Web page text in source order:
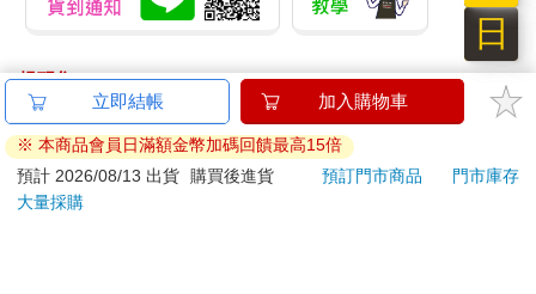
提醒您！！
金石堂及銀行均不會請您操作ATM! 如接獲電話要求您前往
ATM提款機，請不要聽從指示，以免受騙上當！
退換貨須知：
**提醒您，鑑賞期不等於試用期，退回商品須為全新狀態**
日